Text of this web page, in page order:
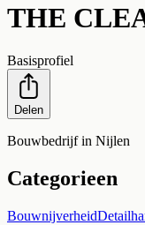
THE
Basisprofiel
Delen
Bouwbedrijf in Nijlen
Categorieen
Bouwnijverheid